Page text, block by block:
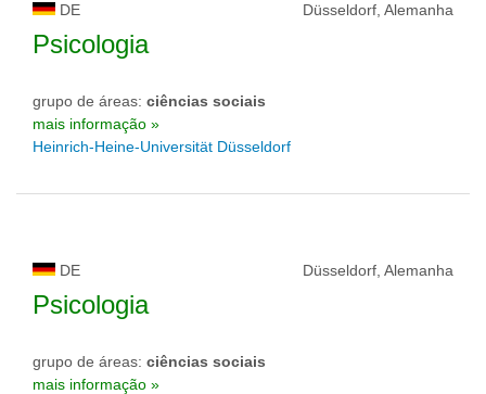
DE Düsseldorf, Alemanha
Psicologia
grupo de áreas: ciências sociais
mais informação »
Heinrich-Heine-Universität Düsseldorf
DE Düsseldorf, Alemanha
Psicologia
grupo de áreas: ciências sociais
mais informação »